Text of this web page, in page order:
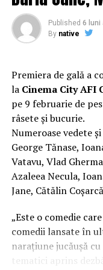
Facultății de Teatru
masteratului în regie
Londra, a colaborat
parteAdrian
(sunet), Anca
(costume).
O comedie actuală
are premiera
T.R.I.B.E. Films.
Mai multe detalii,
film și declarații din
paginile social
Instagram,TikTok .
„În Pielea Mea”
Published 6 luni
By native
Premiera de gală a
la Cinema City AFI
pe 9 februarie de
râsete și bucurie.
Numeroase vedete
George Tănase,
Vatavu, Vlad
Azaleea Necula,
Jane, Cătălin
„Este o comedie
comedii lansate în
narațiune jucăușă
tematici aprins